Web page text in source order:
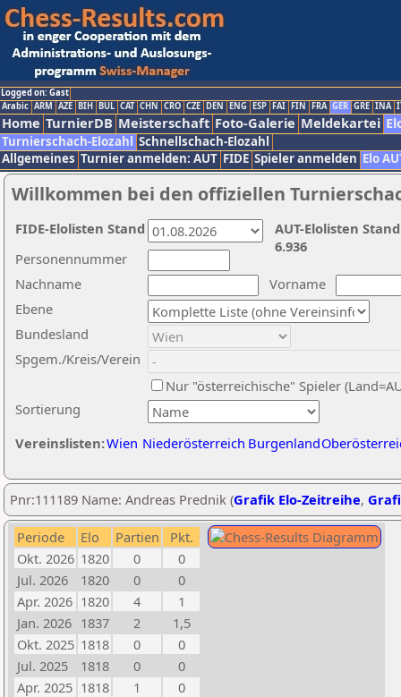
Logged on: Gast
Arabic ARM AZE BIH BUL CAT CHN CRO CZE DEN ENG ESP FAI FIN FRA GER GRE INA
Home TurnierDB Meisterschaft Foto-Galerie Meldekartei
Turnierschach-Elozahl Schnellschach-Elozahl
Allgemeines Turnier anmelden: AUT FIDE Spieler anmelden Elo
Willkommen bei den offiziellen
Nachname
Vorname
Ebene
Sortierung
Personennummer
Bundesland
Spgem./Kreis/Verein
Nur "österreichische" Spieler
Vereinslisten:Wien Niederösterreich Burgenland
AUT-Elolisten
6.936
FIDE-Elolisten Stand
Pnr:111189 Name: Andreas Prednik (Grafik Elo-Zeitreihe,
Periode Elo Partien
Pkt.
Okt. 2026 1820 0
0
Jul. 2026
1820 0
0
Apr. 2026 1820 4
1
Jan. 2026 1837 2
1,5
Okt. 2025 1818 0
0
Jul. 2025
1818 0
0
Apr. 2025 1818 1
0